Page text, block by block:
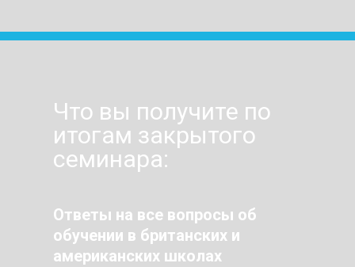
Что вы получите по
итогам закрытого
семинара:
Ответы на все вопросы об
обучении в британских и
американских школах